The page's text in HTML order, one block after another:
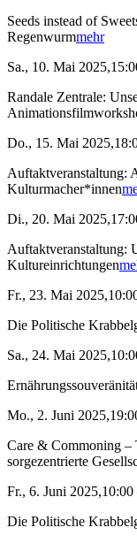
Seeds instead of
Regenwurmmehr
Sa., 10. Mai
Randale Zentrale:
Do., 15. Mai
Auftaktveranstaltung:
Kulturmacher*innen
Di., 20. Mai
Auftaktveranstaltung:
Kultureinrichtungen
Fr., 23. Mai
Die Politische
Sa., 24. Mai
Mo., 2. Juni
Care & Commoning –
sorgezentrierte
Fr., 6. Juni 2025,10:00
Die Politische